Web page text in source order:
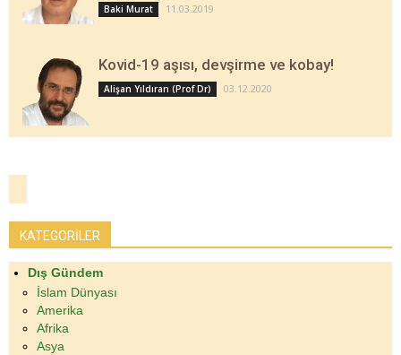
Baki Murat 11.03.2019
Kovid-19 aşısı, devşirme ve kobay!
Alişan Yıldıran (Prof Dr) 03.12.2020
KATEGORİLER
Dış Gündem
İslam Dünyası
Amerika
Afrika
Asya